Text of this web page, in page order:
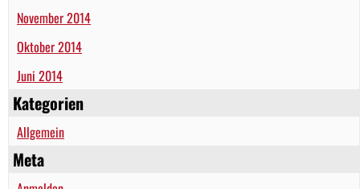
November 2014
Oktober 2014
Juni 2014
Kategorien
Allgemein
Meta